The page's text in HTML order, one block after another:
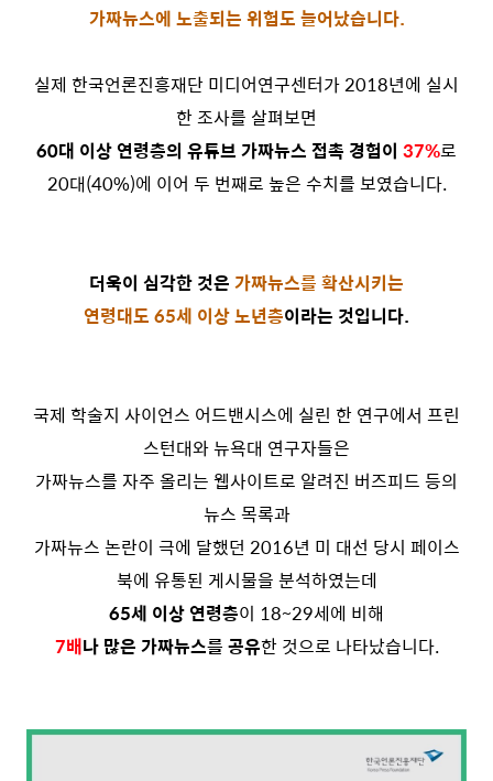
가짜뉴스에 노출되는 위험도 늘어났습니다.
실제 한국언론진흥재단 미디어연구센터가 2018년에 실시
한 조사를 살펴보면
60대 이상 연령층의 유튜브 가짜뉴스 접촉 경험이 37%로
20대(40%)에 이어 두 번째로 높은 수치를 보였습니다.
더욱이 심각한 것은 가짜뉴스를 확산시키는
연령대도 65세 이상 노년층이라는 것입니다.
국제 학술지 사이언스 어드밴시스에 실린 한 연구에서 프린
스턴대와 뉴욕대 연구자들은
가짜뉴스를 자주 올리는 웹사이트로 알려진 버즈피드 등의
뉴스 목록과
가짜뉴스 논란이 극에 달했던 2016년 미 대선 당시 페이스
북에 유통된 게시물을 분석하였는데
65세 이상 연령층이 18~29세에 비해
7배나 많은 가짜뉴스를 공유한 것으로 나타났습니다.